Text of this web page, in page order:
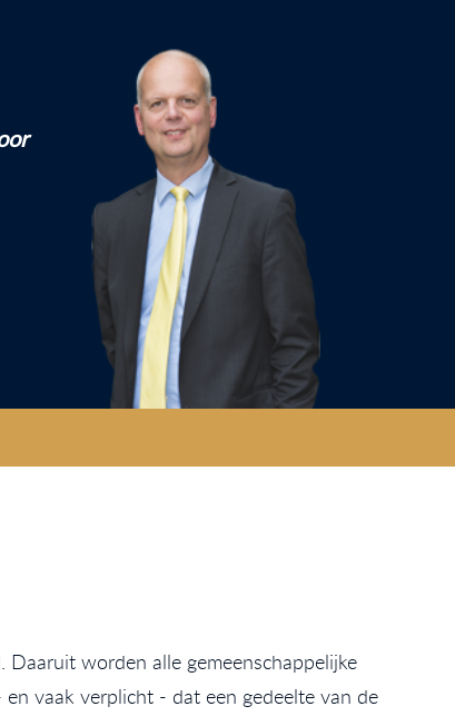
worden alle gemeenschappelijke
vaak verplicht - dat een gedeelte van de